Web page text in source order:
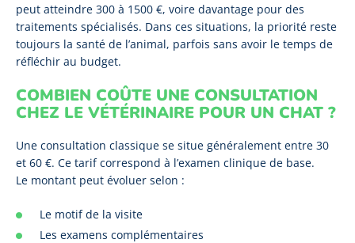
peut atteindre 300 à 1500 €, voire davantage pour des
traitements spécialisés. Dans ces situations, la priorité reste
toujours la santé de l’animal, parfois sans avoir le temps de
réfléchir au budget.
COMBIEN COÛTE UNE CONSULTATION
CHEZ LE VÉTÉRINAIRE POUR UN CHAT ?
Une consultation classique se situe généralement entre 30
et 60 €. Ce tarif correspond à l’examen clinique de base.
Le montant peut évoluer selon :
Le motif de la visite
Les examens complémentaires